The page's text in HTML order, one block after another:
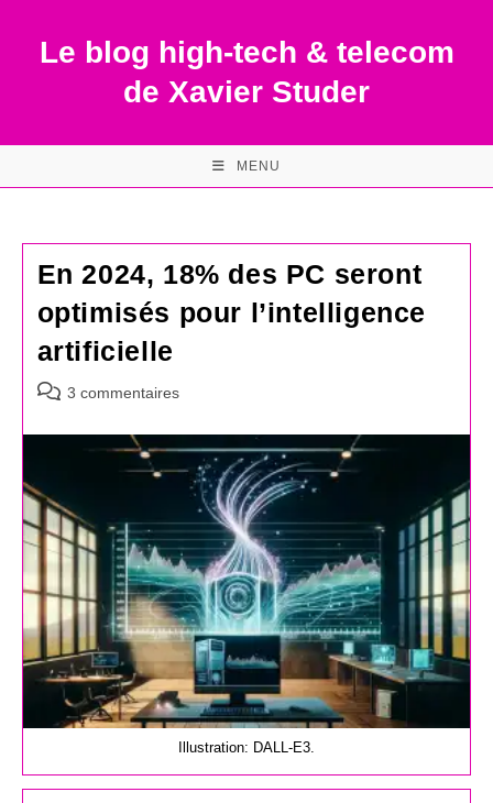
contentLe blog high-tech & telecom
de Xavier Studer
MENU
En 2024, 18% des PC seront
optimisés pour l’intelligence
artificielle
Commentaires
la
3 commentaires
Illustration: DALL-E3.